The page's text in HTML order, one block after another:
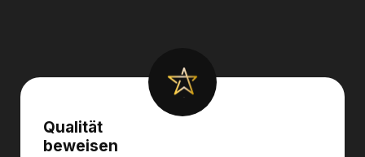
Qualität
beweisen